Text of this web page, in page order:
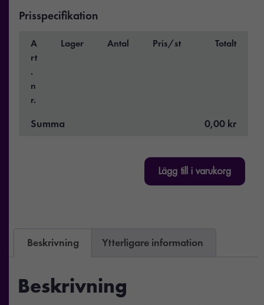
Prisspecifikation
A
rt
.
n
r.
Lager Antal Pris/st Totalt
Summa 0,00 kr
Lägg till i varukorg
Beskrivning Ytterligare information
Beskrivning